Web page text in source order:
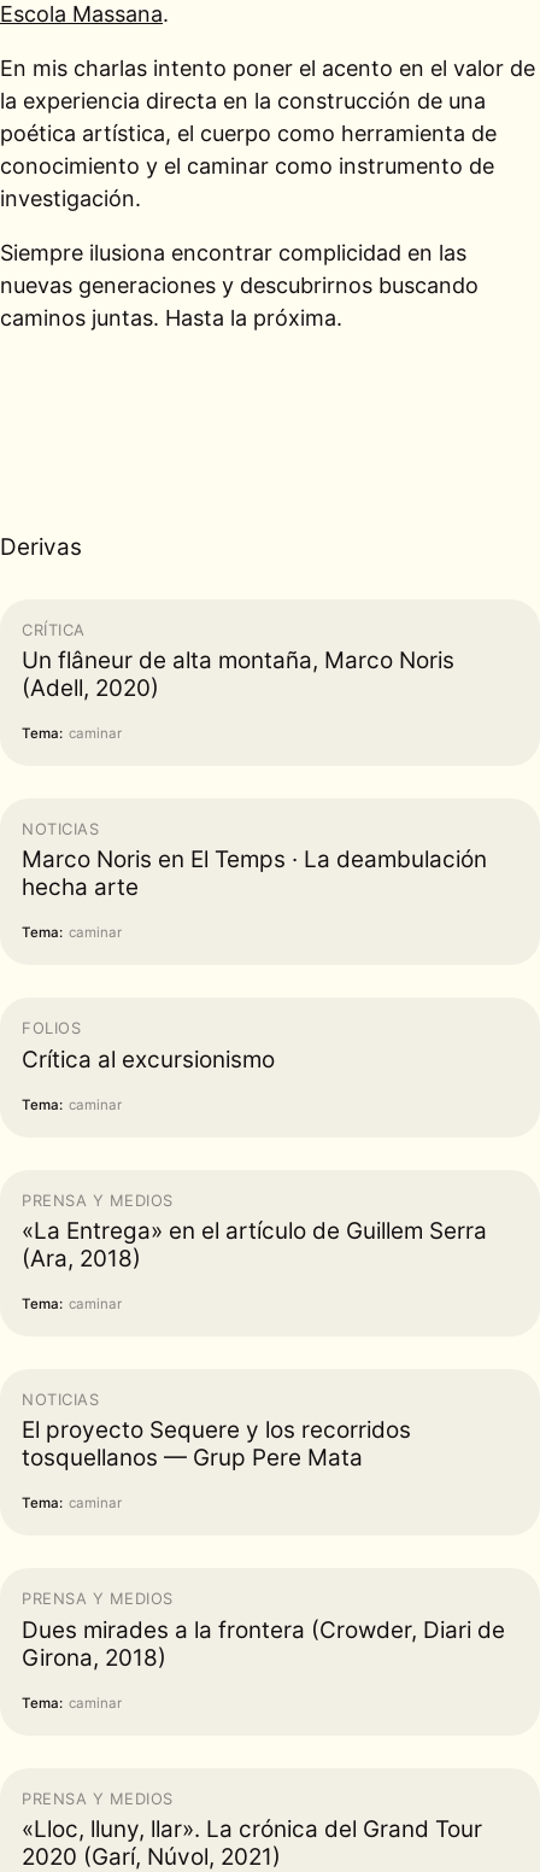
Escola Massana.
En mis charlas intento poner el acento en el valor de
la experiencia directa en la construcción de una
poética artística, el cuerpo como herramienta de
conocimiento y el caminar como instrumento de
investigación.
Siempre ilusiona encontrar complicidad en las
nuevas generaciones y descubrirnos buscando
caminos juntas. Hasta la próxima.
Derivas
CRÍTICA
Un flâneur de alta montaña, Marco Noris
(Adell, 2020)
Tema: caminar
NOTICIAS
Marco Noris en El Temps · La deambulación
hecha arte
Tema: caminar
FOLIOS
Crítica al excursionismo
Tema: caminar
PRENSA Y MEDIOS
«La Entrega» en el artículo de Guillem Serra
(Ara, 2018)
Tema: caminar
NOTICIAS
El proyecto Sequere y los recorridos
tosquellanos — Grup Pere Mata
Tema: caminar
PRENSA Y MEDIOS
Dues mirades a la frontera (Crowder, Diari de
Girona, 2018)
Tema: caminar
PRENSA Y MEDIOS
«Lloc, lluny, llar». La crónica del Grand Tour
2020 (Garí, Núvol, 2021)